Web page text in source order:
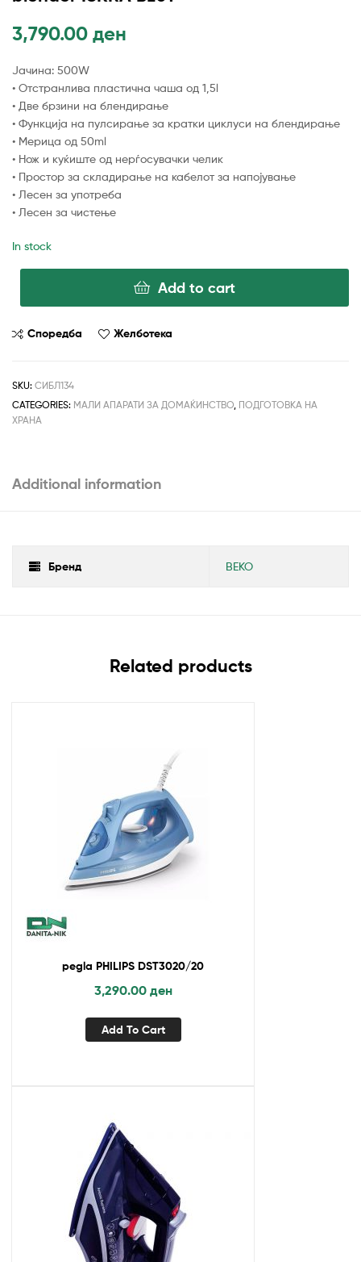
3,790.00 ден
Јачина: 500W
• Отстранлива пластична чаша од 1,5l
• Две брзини на блендирање
• Функција на пулсирање за кратки циклуси на блендирање
• Мерица од 50ml
• Нож и куќиште од нерѓосувачки челик
• Простор за складирање на кабелот за напојување
• Лесен за употреба
• Лесен за чистење
In stock
Add to cart
Споредба Желботека
SKU: СИБЛ134
CATEGORIES: МАЛИ АПАРАТИ ЗА ДОМАЌИНСТВО ПОДГОТОВКА НА
ХРАНА
Additional information
Бренд BEKO
Related products
pegla PHILIPS DST3020/20
3,290.00 ден
Add To Cart